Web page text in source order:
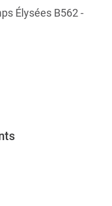
Élysées B562 -